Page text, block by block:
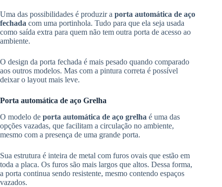
Uma das possibilidades é produzir a porta automática de aço
fechada com uma portinhola. Tudo para que ela seja usada
como saída extra para quem não tem outra porta de acesso ao
ambiente.
O design da porta fechada é mais pesado quando comparado
aos outros modelos. Mas com a pintura correta é possível
deixar o layout mais leve.
Porta automática de aço Grelha
O modelo de porta automática de aço grelha é uma das
opções vazadas, que facilitam a circulação no ambiente,
mesmo com a presença de uma grande porta.
Sua estrutura é inteira de metal com furos ovais que estão em
toda a placa. Os furos são mais largos que altos. Dessa forma,
a porta continua sendo resistente, mesmo contendo espaços
vazados.